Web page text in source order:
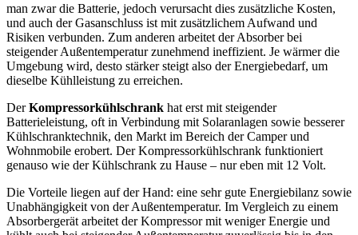
man zwar die Batterie, jedoch verursacht dies zusätzliche Kosten,
und auch der Gasanschluss ist mit zusätzlichem Aufwand und
Risiken verbunden. Zum anderen arbeitet der Absorber bei
steigender Außentemperatur zunehmend ineffizient. Je wärmer die
Umgebung wird, desto stärker steigt also der Energiebedarf, um
dieselbe Kühlleistung zu erreichen.
DerKompressorkühlschrank hat erst mit steigender
Batterieleistung, oft in Verbindung mit Solaranlagen sowie besserer
Kühlschranktechnik, den Markt im Bereich der Camper und
Wohnmobile erobert. Der Kompressorkühlschrank funktioniert
genauso wie der Kühlschrank zu Hause – nur eben mit 12 Volt.
Die Vorteile liegen auf der Hand: eine sehr gute Energiebilanz sowie
Unabhängigkeit von der Außentemperatur. Im Vergleich zu einem
Absorbergerät arbeitet der Kompressor mit weniger Energie und